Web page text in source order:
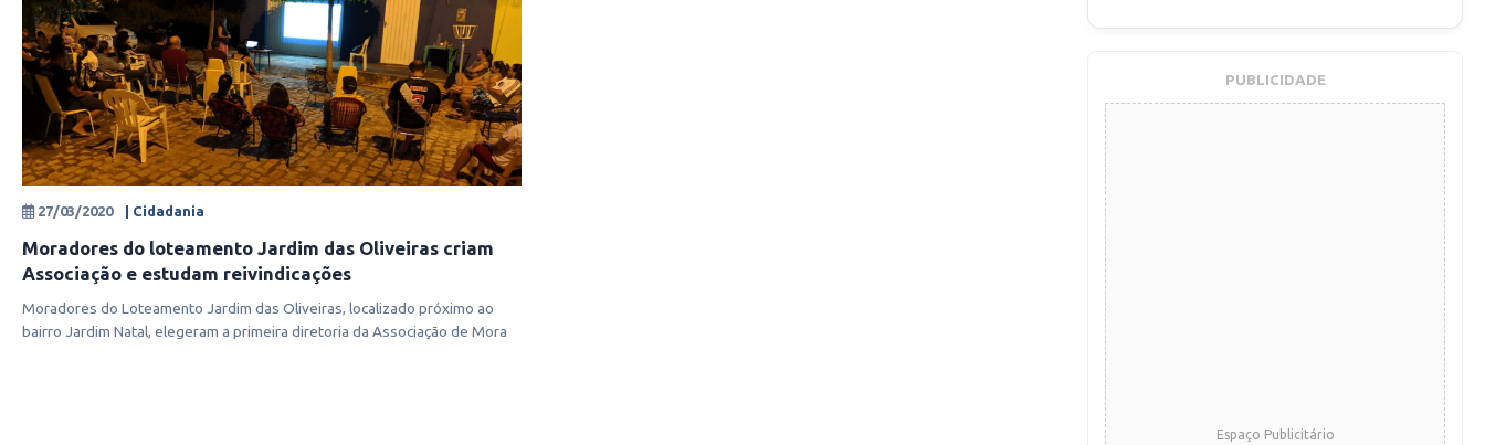
27/03/2020 | Cidadania
Moradores do loteamento Jardim das Oliveiras criam
Associação e estudam reivindicações
Moradores do Loteamento Jardim das Oliveiras, localizado próximo ao
bairro Jardim Natal, elegeram a primeira diretoria da Associação de Mora
PUBLICIDADE
Espaço Publicitário